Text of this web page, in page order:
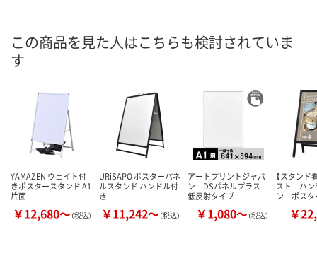
号
お届け日
数量
カゴへ
した
数量
カ
この商品を見た人はこちらも検討されていま
す
YAMAZEN ウェイト付
きポスタースタンド A1
片面
￥12,680～（税込）
URiSAPO ポスターパネ
ルスタンド ハンドル付
き
￥11,242～（税込）
アートプリントジャパ
ン DSパネルプラス
低反射タイプ
￥1,080～（税込）
【スタンド
スト ハン
ン ポス
￥